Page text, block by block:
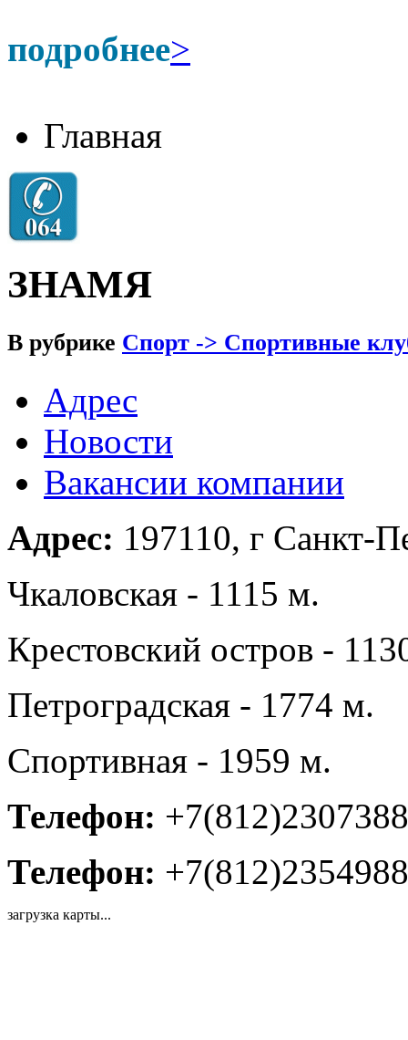
подробнее>
Главная
ЗНАМЯ
В рубрике Спорт -> Спортивные
Адрес
Новости
Вакансии компании
Адрес: 197110, г Санкт-
Чкаловская - 1115 м.
Крестовский остров -
Петроградская - 1774 м.
Спортивная - 1959 м.
Телефон: +7(812)2307388
Телефон: +7(812)2354988
загрузка карты...